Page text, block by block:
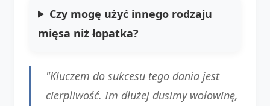
Czy mogę użyć innego rodzaju
mięsa niż łopatka?
"Kluczem do sukcesu tego dania jest
cierpliwość. Im dłużej dusimy wołowinę,